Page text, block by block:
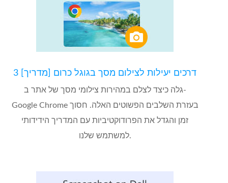
3 דרכים יעילות לצילום מסך בגוגל כרום [מדריך]
גלה כיצד לצלם במהירות צילומי מסך של אתר ב-
Google Chrome בעזרת השלבים הפשוטים האלה. חסוך
זמן והגדל את הפרודוקטיביות עם המדריך הידידותי
למשתמש שלנו.